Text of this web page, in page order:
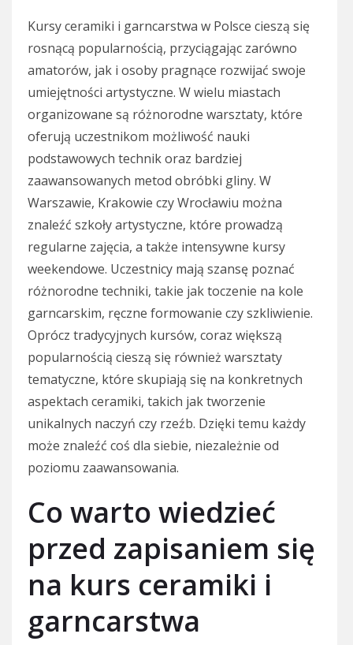
Kursy ceramiki i garncarstwa w Polsce cieszą się
rosnącą popularnością, przyciągając zarówno
amatorów, jak i osoby pragnące rozwijać swoje
umiejętności artystyczne. W wielu miastach
organizowane są różnorodne warsztaty, które
oferują uczestnikom możliwość nauki
podstawowych technik oraz bardziej
zaawansowanych metod obróbki gliny. W
Warszawie, Krakowie czy Wrocławiu można
znaleźć szkoły artystyczne, które prowadzą
regularne zajęcia, a także intensywne kursy
weekendowe. Uczestnicy mają szansę poznać
różnorodne techniki, takie jak toczenie na kole
garncarskim, ręczne formowanie czy szkliwienie.
Oprócz tradycyjnych kursów, coraz większą
popularnością cieszą się również warsztaty
tematyczne, które skupiają się na konkretnych
aspektach ceramiki, takich jak tworzenie
unikalnych naczyń czy rzeźb. Dzięki temu każdy
może znaleźć coś dla siebie, niezależnie od
poziomu zaawansowania.
Co warto wiedzieć
przed zapisaniem się
na kurs ceramiki i
garncarstwa